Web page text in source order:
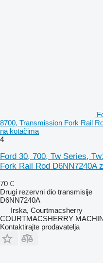
8700, Transmission Fork Rail
na kotačima
4
Ford 30, 700, Tw Series,
Fork Rail Rod D6NN7240A
70 €
Drugi rezervni dio transmisije
D6NN7240A
Irska, Courtmacsherry
COURTMACSHERRY
Kontaktirajte prodavatelja